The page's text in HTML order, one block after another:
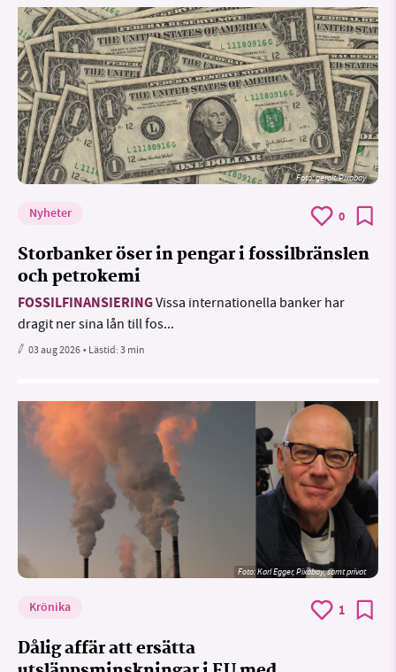
Foto:geralt/Pixabay
Nyheter 0
Storbanker öser in pengar i fossilbränslen
och petrokemi
FOSSILFINANSIERINGVissa internationella banker har
dragit ner sina lån till fos...
03 aug 2026• Lästid:3 min
Foto:Karl Egger, Pixabay, samt privat
Krönika 1
Dålig affär att ersätta